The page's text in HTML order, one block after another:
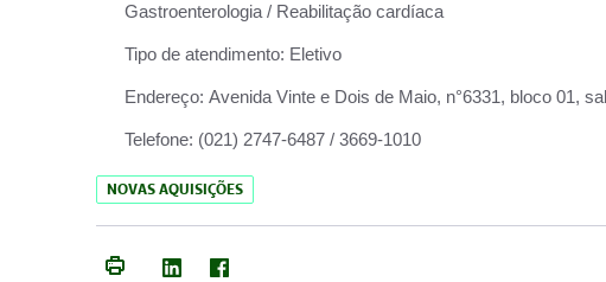
Gastroenterologia / Reabilitação cardíaca
Tipo de atendimento: Eletivo
Endereço: Avenida Vinte e Dois de Maio, n°6331, bloco 01,
Telefone: (021) 2747-6487 / 3669-1010
NOVAS AQUISIÇÕES